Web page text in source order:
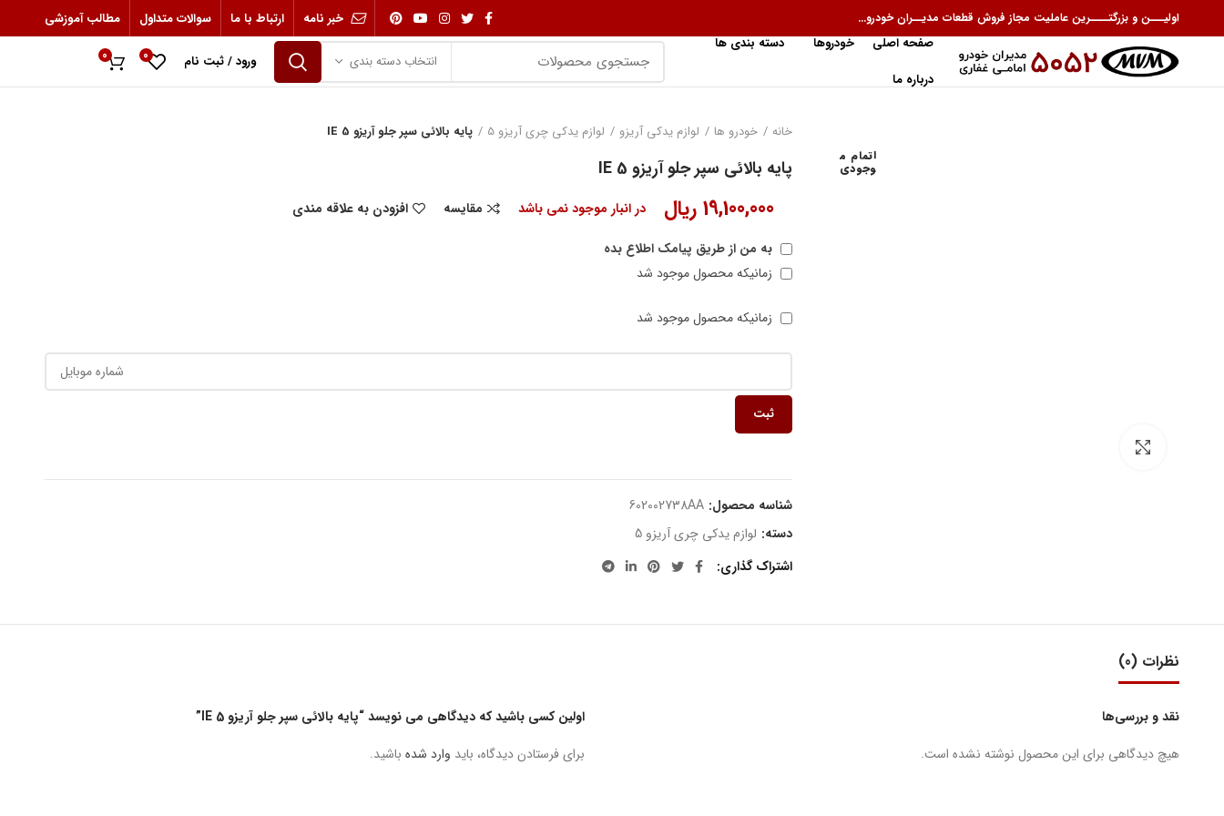
اولیـــن و بزرگتــــرین عاملیت مجاز فروش قطعات مدیــران خودرو... خبر نامه ارتباط با ما سوالات متداول
مطالب آموزشی
صفحه اصلی
خودروها
دسته بندی ها
درباره ما
انتخاب دسته بندی ورود / ثبت نام 0
0
اتمام م
وجودی
خانه خودرو ها لوازم یدکی آریزو لوازم یدکی چری آریزو 5 پایه بالائی سپر جلو آریزو 5 IE
پایه بالائی سپر جلو آریزو 5 IE
19,100,000 ریال در انبار موجود نمی باشد مقایسه
افزودن به علاقه مندی
به من از طریق پیامک اطلاع بده
زمانیکه محصول موجود شد
زمانیکه محصول موجود شد
ثبت
شناسه محصول: 602002738AA
دسته: لوازم یدکی چری آریزو 5
اشتراک گذاری
نظرات (0)
نقد و بررسی‌ها
هیچ دیدگاهی برای این محصول نوشته نشده است.
اولین کسی باشید که دیدگاهی می نویسد “پایه بالائی سپر جلو آریزو 5 IE”
برای فرستادن دیدگاه، باید وارد شدهباشید.